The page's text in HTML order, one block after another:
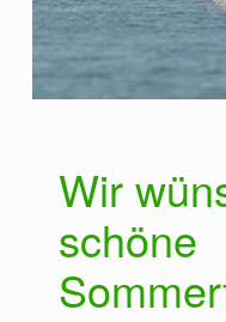
Wir
schöne